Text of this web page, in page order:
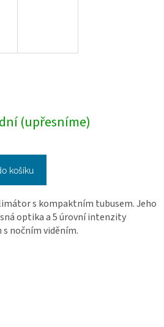
(upřesníme)
košíku
s kompaktním tubusem.Jeho
optika a 5 úrovní intenzity
nočním viděním.